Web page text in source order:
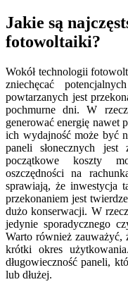
Jakie są
fotowoltaiki?
Wokół technologii
zniechęcać
powtarzanych jest
pochmurne dni. W
generować energię nawet
ich wydajność może być
paneli słonecznych
początkowe koszty
oszczędności na
sprawiają, że inwestycja
przekonaniem jest
dużo konserwacji. W
jedynie sporadycznego
Warto również zauważyć,
krótki okres
długowieczność paneli,
lub dłużej.